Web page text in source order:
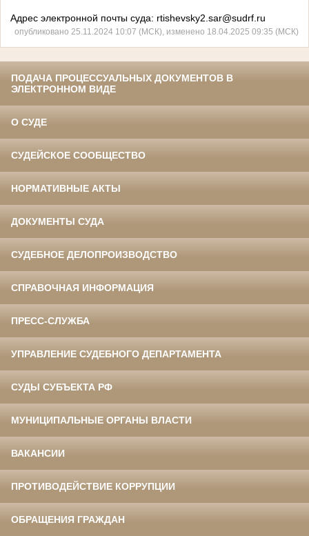
Адрес электронной почты суда: rtishevsky2.sar@sudrf.ru
опубликовано 25.11.2024 10:07 (МСК), изменено 18.04.2025 09:35 (МСК)
ПОДАЧА ПРОЦЕССУАЛЬНЫХ ДОКУМЕНТОВ В
ЭЛЕКТРОННОМ ВИДЕ
О СУДЕ
СУДЕЙСКОЕ СООБЩЕСТВО
НОРМАТИВНЫЕ АКТЫ
ДОКУМЕНТЫ СУДА
СУДЕБНОЕ ДЕЛОПРОИЗВОДСТВО
СПРАВОЧНАЯ ИНФОРМАЦИЯ
ПРЕСС-СЛУЖБА
УПРАВЛЕНИЕ СУДЕБНОГО ДЕПАРТАМЕНТА
СУДЫ СУБЪЕКТА РФ
МУНИЦИПАЛЬНЫЕ ОРГАНЫ ВЛАСТИ
ВАКАНСИИ
ПРОТИВОДЕЙСТВИЕ КОРРУПЦИИ
ОБРАЩЕНИЯ ГРАЖДАН